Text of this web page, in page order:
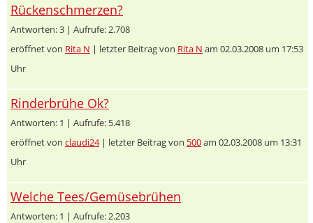
Rückenschmerzen?
Antworten: 3 | Aufrufe: 2.708
eröffnet von Rita N | letzter Beitrag von Rita N am 02.03.2008 um 17:53
Uhr
Rinderbrühe Ok?
Antworten: 1 | Aufrufe: 5.418
eröffnet von claudi24| letzter Beitrag von 500am 02.03.2008 um 13:31
Uhr
Welche Tees/Gemüsebrühen
Antworten: 1 | Aufrufe: 2.203